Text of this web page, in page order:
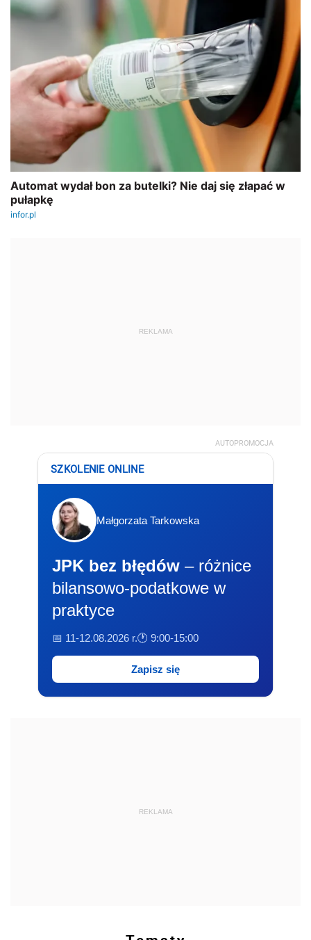
REKLAMA
AUTOPROMOCJA
SZKOLENIE ONLINE
Małgorzata Tarkowska
JPK bez błędów – różnice
bilansowo-podatkowe w
praktyce
📅 11-12.08.2026 r.🕐 9:00-15:00
Zapisz się
REKLAMA